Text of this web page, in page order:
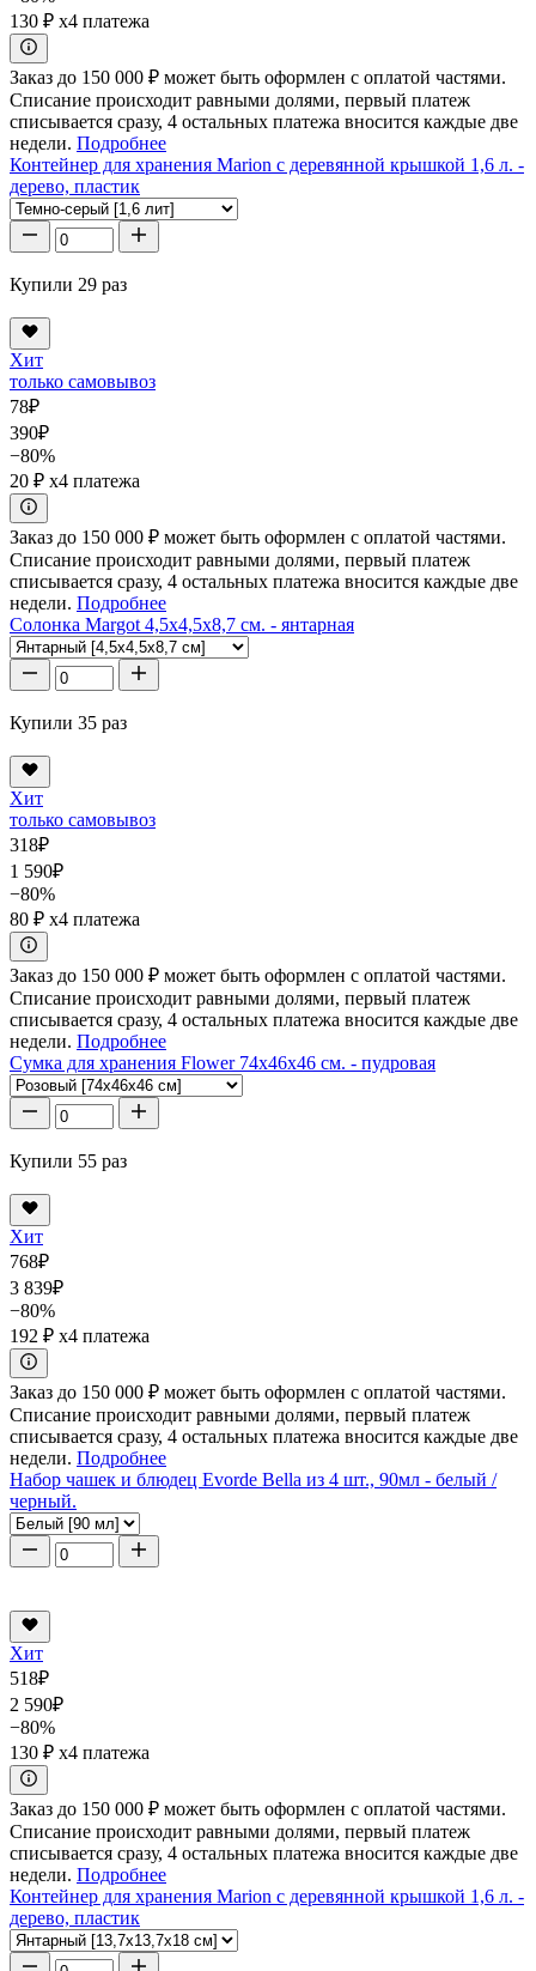
130 ₽ x4 платежа
Заказ до 150 000 ₽ может быть оформлен с оплатой частями.
Списание происходит равными долями, первый платеж
списывается сразу, 4 остальных платежа вносится каждые две
недели. Подробнее
Контейнер для хранения Marion с деревянной крышкой 1,6 л. -
дерево, пластик
Купили 29 раз
Хит
только самовывоз
78₽
390₽
−80%
20 ₽ x4 платежа
Заказ до 150 000 ₽ может быть оформлен с оплатой частями.
Списание происходит равными долями, первый платеж
списывается сразу, 4 остальных платежа вносится каждые две
недели. Подробнее
Солонка Margot 4,5x4,5x8,7 см. - янтарная
Купили 35 раз
Хит
только самовывоз
318₽
1 590₽
−80%
80 ₽ x4 платежа
Заказ до 150 000 ₽ может быть оформлен с оплатой частями.
Списание происходит равными долями, первый платеж
списывается сразу, 4 остальных платежа вносится каждые две
недели. Подробнее
Сумка для хранения Flower 74x46x46 см. - пудровая
Купили 55 раз
Хит
768₽
3 839₽
−80%
192 ₽ x4 платежа
Заказ до 150 000 ₽ может быть оформлен с оплатой частями.
Списание происходит равными долями, первый платеж
списывается сразу, 4 остальных платежа вносится каждые две
недели. Подробнее
Набор чашек и блюдец Evorde Bella из 4 шт., 90мл - белый /
черный.
Хит
518₽
2 590₽
−80%
130 ₽ x4 платежа
Заказ до 150 000 ₽ может быть оформлен с оплатой частями.
Списание происходит равными долями, первый платеж
списывается сразу, 4 остальных платежа вносится каждые две
недели. Подробнее
Контейнер для хранения Marion с деревянной крышкой 1,6 л. -
дерево, пластик